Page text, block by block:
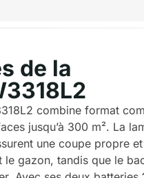
de la
combine format
jusqu’à 300 m². La
une coupe propre
le gazon, tandis que le